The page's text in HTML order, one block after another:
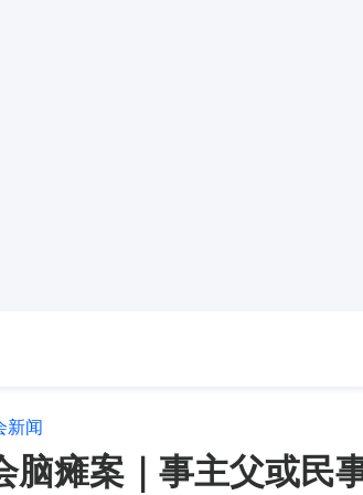
新闻
脑瘫案｜事主父或